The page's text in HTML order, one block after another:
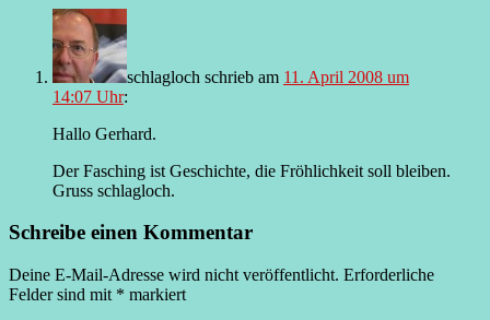
schlagloch schrieb am 11. April 2008 um
14:07 Uhr:
Hallo Gerhard.
Der Fasching ist Geschichte, die Fröhlichkeit soll bleiben.
Gruss schlagloch.
Schreibe einen Kommentar
Deine E-Mail-Adresse wird nicht veröffentlicht. Erforderliche
Felder sind mit * markiert